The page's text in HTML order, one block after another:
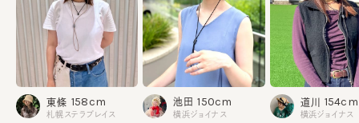
東條 158cm
札幌ステラプレイス
池田 150cm
横浜ジョイナス
道川 154cm
横浜ジョイナス